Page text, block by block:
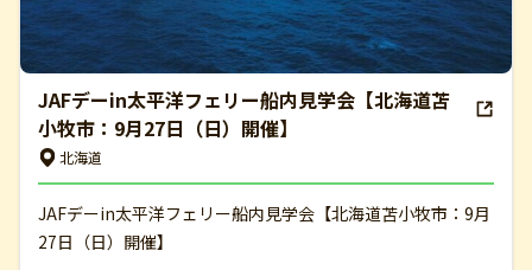
JAFデーin太平洋フェリー船内見学会【北海道苫
小牧市：9月27日（日）開催】
北海道
JAFデーin太平洋フェリー船内見学会【北海道苫小牧市：9月
27日（日）開催】